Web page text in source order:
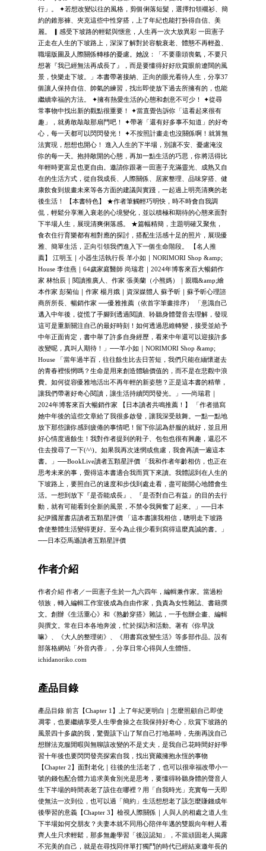
行」。 ✦若想改變以往的風格，剪個俐落短髮，選擇扣領襯衫、簡
約的錐形褲、夾克這些中性穿搭，上了年紀也能打扮得自信、美
麗。 ▎感受下坡路的輕鬆與愜意，人生再一次大放異彩 一田憲子
正走在人生的下坡路上，深深了解對於容貌衰老、體態不再輕盈、
職場版圖及人際關係轉移的憂慮。她說：「不要垂頭喪氣，不要只
想著『我已經無法再成長了』，而是要懂得好好欣賞眼前遼闊的風
景，快樂走下坡。」本書帶著接納、正向的眼光看待人生，分享37
個讓人保持自信、帥氣的練習，找出即使放下過去所擁有的，也能
繼續幸福的方法。 ✦擁有熱愛生活的心態和創意不可少！ ✦從尋
常事物中找出新的觀點很重要！ ✦當直覺告訴你「這看起來很有
趣」，就勇敢敲敲那扇門吧！ ✦帶著「還有好多事不知道」的好奇
心，每一天都可以閃閃發光！ ✦不按照計畫走也沒關係啊！就算無
法實現，想想也開心！ 進入人生的下半場，別讓不安、憂慮淹沒
你的每一天。抱持敞開的心態，再加一點生活的巧思，你將活得比
年輕時更富足也更自由。邀請你跟著一田憲子充滿靈光、成熟又自
在的生活方式，從自我成長、人際關係、居家整理、品味穿搭、健
康飲食到規畫未來等各方面的建議與實踐，一起過上明亮清爽的老
後生活！ 【本書特色】 ★作者筆觸輕巧明快，時不時會自我調
侃，輕鬆分享漸入衰老的心境變化，並以積極和期待的心態來面對
下半場人生，展現清爽俐落感。 ★篇幅精簡，主題明確又聚焦，
食衣住行育樂都有相對應的探討，搭配生活感十足的照片，展現優
雅、簡單生活，正向引領我們進入下一個生命階段。 【名人推
薦】 江明玉｜小器生活執行長 羊小如｜NORIMORI Shop &amp;
House 李佳燕｜64歲家庭醫師 尚瑞君｜2024年博客來百大暢銷作
家 林怡辰｜閱讀推廣人、作家 張美蘭（小熊媽）｜親職&amp;繪
本作家 彭菊仙｜作家 楊月娥｜資深媒體人 蘇予昕｜蘇予昕心理諮
商所所長、暢銷作家 ──優雅推薦（依首字筆畫排序） 「意識自己
邁入中年後，從慌了手腳到透過閱讀、聆聽身體聲音去理解，發現
這可是重新關注自己的最好時刻！如何透過思維轉變，接受並給予
中年正面肯定，書中舉了許多自身經歷，看來中年還可以迎接許多
改變呢，真叫人期待！」──羊小如｜NORIMORI Shop &amp;
House 「當年過半百，往往餘生比去日苦短，我們只能在緬懷逝去
的青春裡悵惘嗎？生命是用來創造體驗價值的，而不是在悲觀中浪
費。如何從容優雅地活出不再年輕的新姿態？正是這本書的精華，
讓我們帶著好奇心閱讀，讓生活持續閃閃發光。」──尚瑞君｜
2024年博客來百大暢銷作家 【日本讀者共鳴推薦！】 「作者描寫
她中年後的這些文章給了我很多啟發，讓我深受鼓舞。一點一點地
放下那些讓你感到疲倦的事情吧！留下你認為舒服的就好，並且用
好心情度過餘生！我對作者提到的鞋子、包包也很有興趣，還忍不
住去搜尋了一下(^^)。如果我再次迷惘或焦慮，我會再讀一遍這本
書。」──BookLive讀者五顆星評價 「我和作者年齡相仿，也正在
思考未來的事，覺得這本書適合我而買下來讀。我體認到在人生的
下坡路上，要照自己的速度和步伐到處走看，盡可能開心地體會生
活。一想到放下『是否能成長』、『是否對自己有益』的目的去行
動，就有可能看到全新的風景，不禁令我興奮了起來。」──日本
紀伊國屋書店讀者五顆星評價 「這本書讓我相信，聰明走下坡路
會使整體生活變得更好。至今為止很少看到寫得這麼真誠的書。」
──日本亞馬遜讀者五顆星評價
作者介紹
作者介紹 作者／一田憲子生於一九六四年，編輯兼作家。當過粉
領族，轉入編輯工作室後成為自由作家，負責為女性雜誌、書籍撰
文。創辦《生活重心》和《熟齡穿搭》雜誌，一手包辦企畫、編輯
與撰文。常在日本各地奔波，忙於採訪和活動。著有《你早說
嘛》、《大人的整理術》、《用書寫改變生活》等多部作品。設有
部落格網站「外音內香」，分享日常心得與人生體悟。
ichidanoriko.com
產品目錄
產品目錄 前言【Chapter 1】上了年紀更明白｜怎麼照顧自己即使
凋零，也要繼續享受人生學會操之在我保持好奇心，欣賞下坡路的
風景四十多歲的我，驚覺該下山了幫自己打地基時，先衝再說自己
想辦法克服閒暇與無聊該改變的不是丈夫，是我自己花時間好好學
習十年後也要閃閃發亮探索自我，找出寶藏擁抱永恆的事物
【Chapter 2】面對老化｜往後的生活老了，也可以很幸福改帶小一
號的錢包配合體力追求美食別光是思考，要懂得聆聽身體的聲音人
生下半場的時間表老了該住在哪裡？用「自我時光」充實每一天即
使無法一次到位，也可以過「簡約」生活想想老了該怎麼賺錢成年
後學習的意義【Chapter 3】檢視人際關係｜人與人的相處之道人生
下半場如何交朋友？夫妻本就不同用心陪伴年邁的雙親向年輕人看
齊人生只求輕鬆，那多無趣學習「後設認知」，不當頑固老人揭露
不完美的自己，就是在尋找同伴單打獨鬥的時代已經結束邀年長的